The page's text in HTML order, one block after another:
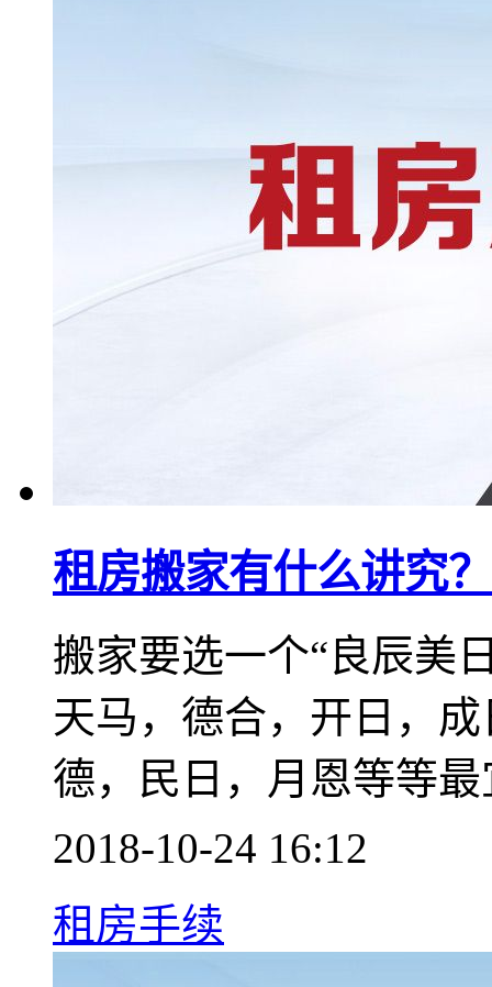
租房搬家有什么讲究？
搬家要选一个“良辰美
天马，德合，开日，
德，民日，月恩等等
2018-10-24 16:12
租房手续